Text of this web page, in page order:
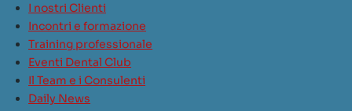
I nostri Clienti
Incontri e formazione
Training professionale
Eventi Dental Club
Il Team e i Consulenti
Daily News